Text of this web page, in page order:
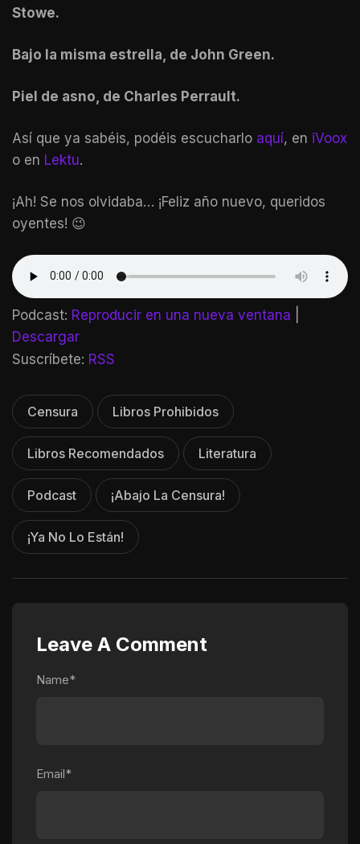
Stowe.
Bajo la misma estrella, de John Green.
Piel de asno, de Charles Perrault.
Así que ya sabéis, podéis escucharlo aquí, en iVoox
o en Lektu.
¡Ah! Se nos olvidaba… ¡Feliz año nuevo, queridos
oyentes! 😉
Podcast: Reproducir en una nueva ventana
Descargar
Suscríbete: RSS
Censura Libros Prohibidos
Libros Recomendados Literatura
Podcast ¡Abajo La Censura!
¡Ya No Lo Están!
Leave A Comment
Name*
Email*